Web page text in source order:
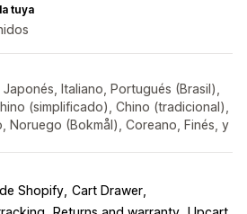
tuya
Japonés, Italiano, Portugués (Brasil),
(simplificado), Chino (tradicional),
Noruego (Bokmål), Coreano, Finés, y
Shopify Cart Drawer